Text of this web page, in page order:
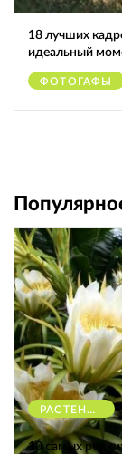
18 лучших
идеальный
ФОТОГАФЫ
РАСТЕНИЯ
10 самых